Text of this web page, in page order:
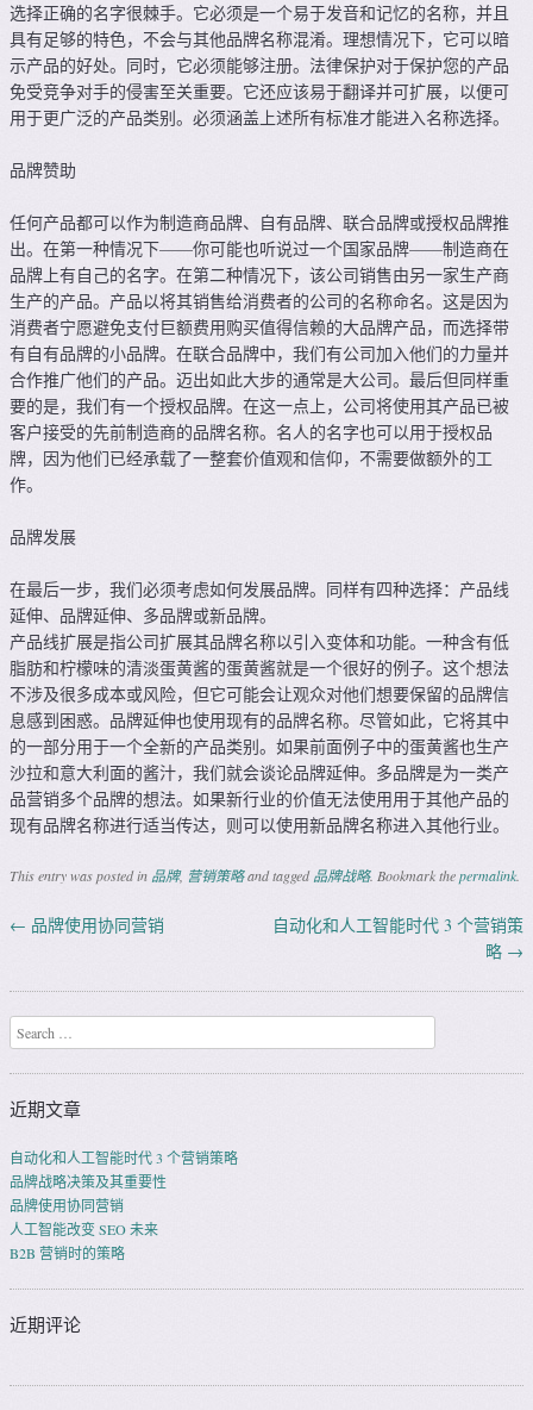
选择正确的名字很棘手。它必须是一个易于发音和记忆的名称，并且
具有足够的特色，不会与其他品牌名称混淆。理想情况下，它可以暗
示产品的好处。同时，它必须能够注册。法律保护对于保护您的产品
免受竞争对手的侵害至关重要。它还应该易于翻译并可扩展，以便可
用于更广泛的产品类别。必须涵盖上述所有标准才能进入名称选择。
品牌赞助
任何产品都可以作​​为制造商品牌、自有品牌、联合品牌或授权品牌推
出。在第一种情况下——你可能也听说过一个国家品牌——制造商在
品牌上有自己的名字。在第二种情况下，该公司销售由另一家生产商
生产的产品。产品以将其销售给消费者的公司的名称命名。这是因为
消费者宁愿避免支付巨额费用购买值得信赖的大品牌产品，而选择带
有自有品牌的小品牌。在联合品牌中，我们有公司加入他们的力量并
合作推广他们的产品。迈出如此大步的通常是大公司。最后但同样重
要的是，我们有一个授权品牌。在这一点上，公司将使用其产品已被
客户接受的先前制造商的品牌名称。名人的名字也可以用于授权品
牌，因为他们已经承载了一整套价值观和信仰，不需要做额外的工
作。
品牌发展
在最后一步，我们必须考虑如何发展品牌。同样有四种选择：产品线
延伸、品牌延伸、多品牌或新品牌。
产品线扩展是指公司扩展其品牌名称以引入变体和功能。一种含有低
脂肪和柠檬味的清淡蛋黄酱的蛋黄酱就是一个很好的例子。这个想法
不涉及很多成本或风险，但它可能会让观众对他们想要保留的品牌信
息感到困惑。品牌延伸也使用现有的品牌名称。尽管如此，它将其中
的一部分用于一个全新的产品类别。如果前面例子中的蛋黄酱也生产
沙拉和意大利面的酱汁，我们就会谈论品牌延伸。多品牌是为一类产
品营销多个品牌的想法。如果新行业的价值无法使用用于其他产品的
现有品牌名称进行适当传达，则可以使用新品牌名称进入其他行业。
This entry was posted in 品牌, 营销策略and tagged品牌战略. Bookmark thepermalink
Post navigation
← 品牌使用协同营销
自动化和人工智能时代 3 个营销策
略 →
Search
近期文章
自动化和人工智能时代 3 个营销策略
品牌战略决策及其重要性
品牌使用协同营销
人工智能改变 SEO 未来
B2B 营销时的策略
近期评论